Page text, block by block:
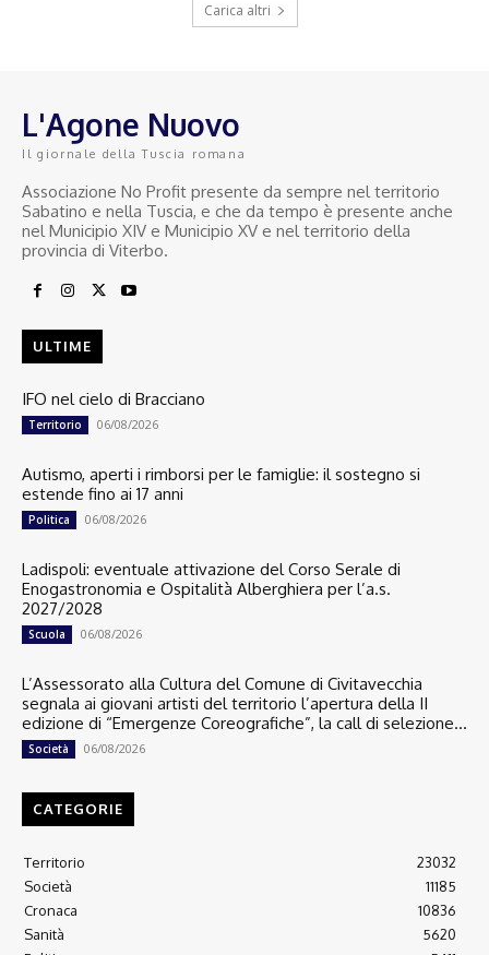
Carica altri
L'Agone Nuovo
Il giornale della Tuscia romana
Associazione No Profit presente da sempre nel territorio
Sabatino e nella Tuscia, e che da tempo è presente anche
nel Municipio XIV e Municipio XV e nel territorio della
provincia di Viterbo.
ULTIME
IFO nel cielo di Bracciano
Territorio 06/08/2026
Autismo, aperti i rimborsi per le famiglie: il sostegno si
estende fino ai 17 anni
Politica 06/08/2026
Ladispoli: eventuale attivazione del Corso Serale di
Enogastronomia e Ospitalità Alberghiera per l’a.s.
2027/2028
Scuola 06/08/2026
L’Assessorato alla Cultura del Comune di Civitavecchia
segnala ai giovani artisti del territorio l’apertura della II
edizione di “Emergenze Coreografiche”, la call di selezione...
Società 06/08/2026
CATEGORIE
Territorio
23032
Società
11185
Cronaca
10836
Sanità
5620